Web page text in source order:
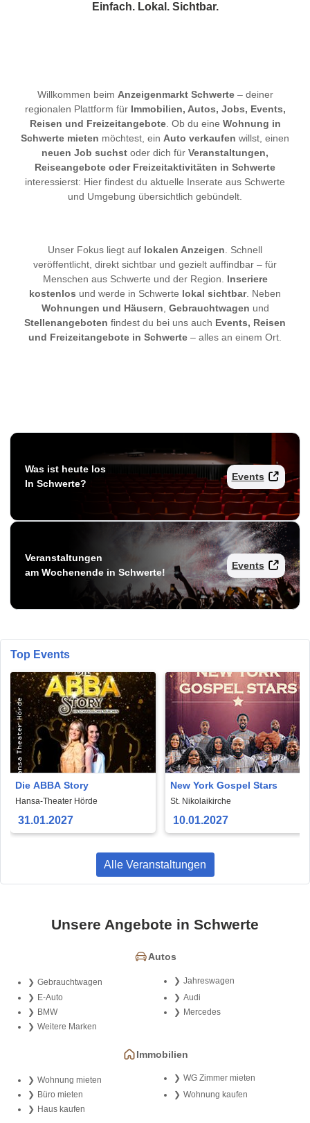
Einfach. Lokal. Sichtbar.
Willkommen beim Anzeigenmarkt Schwerte– deiner
regionalen Plattform für Immobilien, Autos, Jobs, Events,
Reisen und Freizeitangebote. Ob du eine Wohnung in
Schwerte mieten möchtest, ein Auto verkaufen willst, einen
neuen Job suchst oder dich für Veranstaltungen,
Reiseangebote oder Freizeitaktivitäten in Schwerte
interessierst: Hier findest du aktuelle Inserate aus Schwerte
und Umgebung übersichtlich gebündelt.
Unser Fokus liegt auf lokalen Anzeigen. Schnell
veröffentlicht, direkt sichtbar und gezielt auffindbar – für
Menschen aus Schwerte und der Region. Inseriere
kostenlos und werde in Schwerte lokal sichtbar. Neben
Wohnungen und Häusern, Gebrauchtwagen und
Stellenangeboten findest du bei uns auch Events, Reisen
und Freizeitangebote in Schwerte – alles an einem Ort.
Was ist heute los
In Schwerte?
Events
Veranstaltungen
am Wochenende in Schwerte!
Events
Top Events
Die ABBA Story
Hansa-Theater Hörde
31.01.2027
New York Gospel Stars
St. Nikolaikirche
10.01.2027
Alle Veranstaltungen
Unsere Angebote in Schwerte
Autos
Gebrauchtwagen
Jahreswagen
E-Auto
Audi
BMW
Mercedes
Weitere Marken
Immobilien
Wohnung mieten
WG Zimmer mieten
Büro mieten
Wohnung kaufen
Haus kaufen